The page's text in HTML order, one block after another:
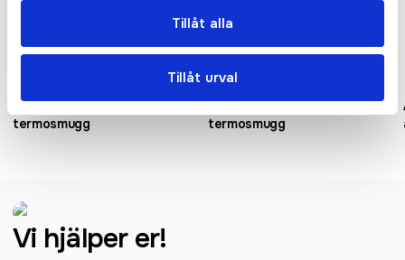
Tillåt alla
Tillåt urval
Americano® 350 ml
termosmugg
Brite-Americano® 350 ml
termosmugg
Vi hjälper er!